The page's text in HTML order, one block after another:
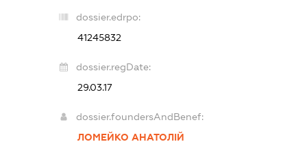
dossier.edrpo:
41245832
dossier.regDate:
29.03.17
dossier.foundersAndBenef:
ЛОМЕЙКО АНАТОЛІЙ